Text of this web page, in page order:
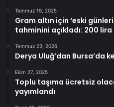
Temmuz 19, 2025
Gram altın için ‘eski
tahminini açıkladı: 200
Temmuz 23, 2026
Derya Uluğ’dan Bursa’da
Ekim 27, 2025
Toplu taşıma ücretsiz
yayımlandı